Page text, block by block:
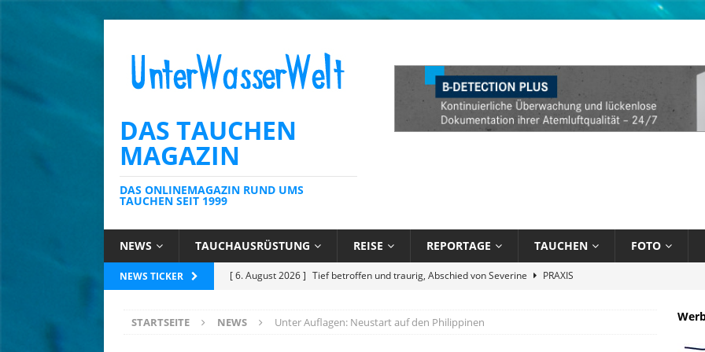
DAS TAUCHEN
MAGAZIN
DAS ONLINEMAGAZIN RUND UMS
TAUCHEN SEIT 1999
NEWS TAUCHAUSRÜSTUNG REISE REPORTAGE TAUCHEN FOTO
NEWS TICKER [ 6. August 2026 ] Kein Schnäppchen und stark limitiert: Bühlmann Decompression 02 Orange
[ 6. August 2026 ] Die Karibik unter Wasser mit Sandals Resorts
STARTSEITE NEWS Unter Auflagen: Neustart auf den Philippinen